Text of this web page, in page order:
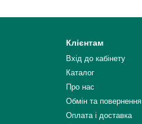
Клієнтам
Вхід до кабінету
Каталог
Про нас
Обмін та повернення
Оплата і доставка